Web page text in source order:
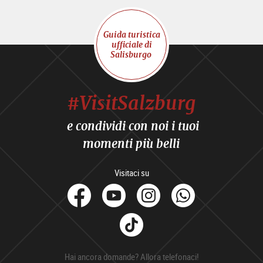
Guida turistica
ufficiale di
Salisburgo
#VisitSalzburg
e condividi con noi i tuoi
momenti più belli
Visitaci su
facebook
YoutubeInstagram
Tik
Tok
Hai ancora domande? Allora telefonaci!